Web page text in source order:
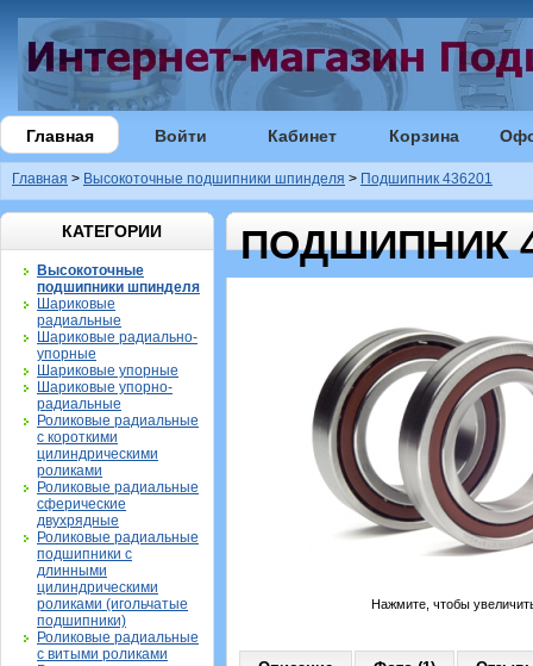
Главная Войти Кабинет Корзина
Главная > Высокоточные подшипники шпинделя > Подшипник 436201
КАТЕГОРИИ
Высокоточные
подшипники шпинделя
Шариковые
радиальные
Шариковые радиально-
упорные
Шариковые упорные
Шариковые упорно-
радиальные
Роликовые радиальные
с короткими
цилиндрическими
роликами
Роликовые радиальные
сферические
двухрядные
Роликовые радиальные
подшипники с
длинными
цилиндрическими
роликами (игольчатые
подшипники)
Роликовые радиальные
с витыми роликами
ПОДШИПНИК
Нажмите, чтобы